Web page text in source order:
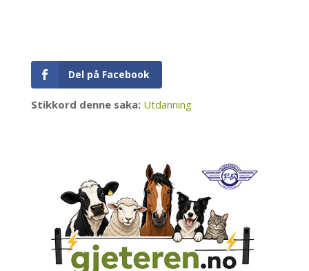
Del på Facebook
Stikkord denne saka: Utdanning